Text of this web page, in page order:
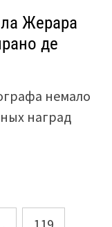
Жерара
де
немало
наград